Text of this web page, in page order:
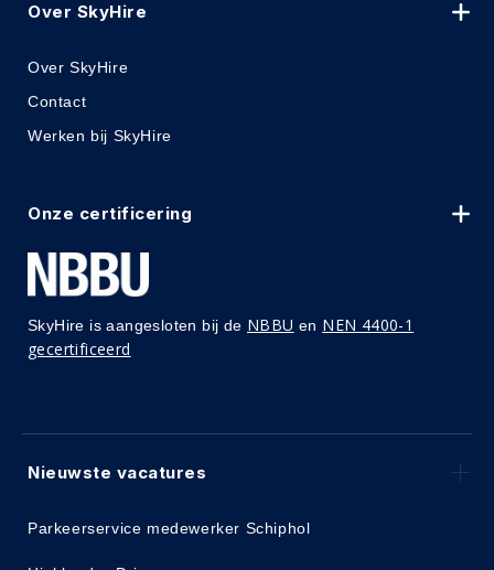
Over SkyHire
Over SkyHire
Contact
Werken bij SkyHire
Onze certificering
SkyHire is aangesloten bij de NBBU en NEN 4400-1
gecertificeerd
Nieuwste vacatures
Parkeerservice medewerker Schiphol